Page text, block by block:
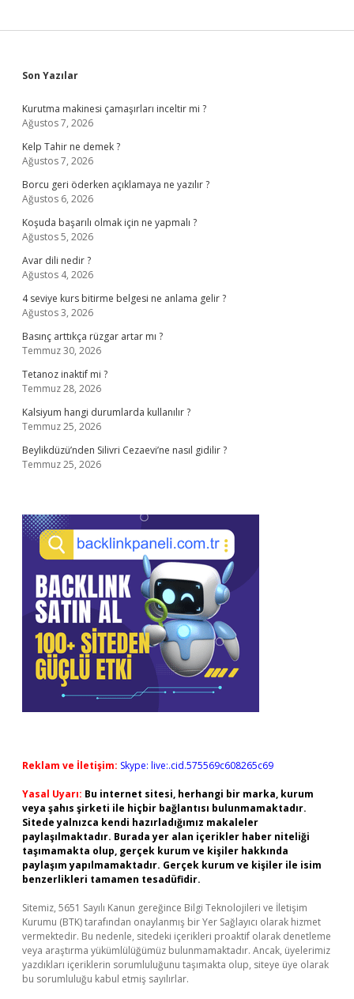
Sidebar
Son Yazılar
Kurutma makinesi çamaşırları inceltir mi ?
Ağustos 7, 2026
Kelp Tahir ne demek ?
Ağustos 7, 2026
Borcu geri öderken açıklamaya ne yazılır ?
Ağustos 6, 2026
Koşuda başarılı olmak için ne yapmalı ?
Ağustos 5, 2026
Avar dili nedir ?
Ağustos 4, 2026
4 seviye kurs bitirme belgesi ne anlama gelir ?
Ağustos 3, 2026
Basınç arttıkça rüzgar artar mı ?
Temmuz 30, 2026
Tetanoz inaktif mi ?
Temmuz 28, 2026
Kalsiyum hangi durumlarda kullanılır ?
Temmuz 25, 2026
Beylikdüzü’nden Silivri Cezaevi’ne nasıl gidilir ?
Temmuz 25, 2026
Reklam ve İletişim: Skype: live:.cid.575569c608265c69
Yasal Uyarı: Bu internet sitesi, herhangi bir marka, kurum
veya şahıs şirketi ile hiçbir bağlantısı bulunmamaktadır.
Sitede yalnızca kendi hazırladığımız makaleler
paylaşılmaktadır. Burada yer alan içerikler haber niteliği
taşımamakta olup, gerçek kurum ve kişiler hakkında
paylaşım yapılmamaktadır. Gerçek kurum ve kişiler ile isim
benzerlikleri tamamen tesadüfidir.
Sitemiz, 5651 Sayılı Kanun gereğince Bilgi Teknolojileri ve İletişim
Kurumu (BTK) tarafından onaylanmış bir Yer Sağlayıcı olarak hizmet
vermektedir. Bu nedenle, sitedeki içerikleri proaktif olarak denetleme
veya araştırma yükümlülüğümüz bulunmamaktadır. Ancak, üyelerimiz
yazdıkları içeriklerin sorumluluğunu taşımakta olup, siteye üye olarak
bu sorumluluğu kabul etmiş sayılırlar.